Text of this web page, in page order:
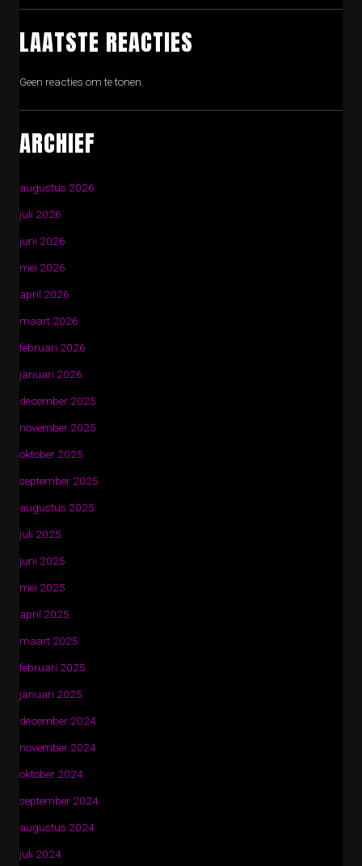
LAATSTE REACTIES
Geen reacties om te tonen.
ARCHIEF
augustus 2026
juli 2026
juni 2026
mei 2026
april 2026
maart 2026
februari 2026
januari 2026
december 2025
november 2025
oktober 2025
september 2025
augustus 2025
juli 2025
juni 2025
mei 2025
april 2025
maart 2025
februari 2025
januari 2025
december 2024
november 2024
oktober 2024
september 2024
augustus 2024
juli 2024